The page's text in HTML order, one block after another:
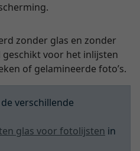
zonder glas en zonder
voor het inlijsten
of gelamineerde foto’s.
verschillende
glas voor fotolijsten in